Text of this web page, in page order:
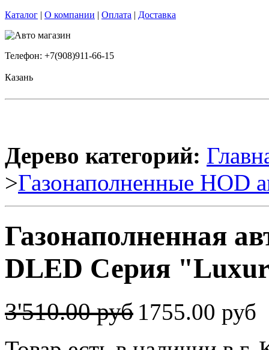
Каталог | О компании | Оплата | Доставка
Телефон: +7(908)911-66-15
Казань
Дерево категорий:
>Газонаполненные HOD
Газонаполненная
DLED Серия
3'510.00 руб 1755.00 руб